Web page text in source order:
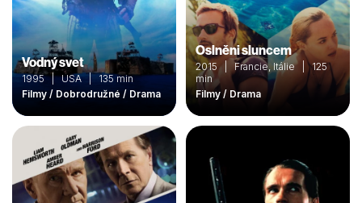
Vodný svet
1995 | USA | 135 min
Filmy / Dobrodružné / Drama
Oslněni sluncem
2015 | Francie, Itálie | 125
min
Filmy / Drama